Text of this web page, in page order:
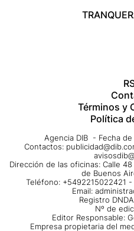
Términos y
Política
Agencia DIB - Fecha
Contactos:
Dirección de las oficinas: Calle
de Buenos
Teléfono: +5492215022421
Email:
Registro
Nº de
Editor Responsable:
Empresa propietaria del